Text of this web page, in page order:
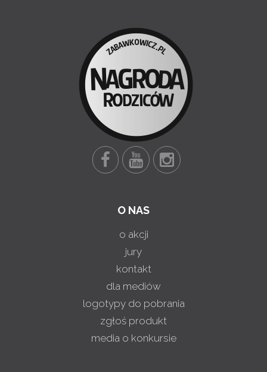
O NAS
o akcji
jury
kontakt
dla mediów
logotypy do pobrania
zgłoś produkt
media o konkursie